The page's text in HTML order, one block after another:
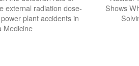
external radiation dose-
plant accidents in
Medicine
Shows